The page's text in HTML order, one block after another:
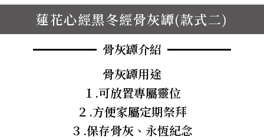
蓮花心經黑冬經骨灰罈(款式二)
骨灰罈介紹
骨灰罈用途
１.可放置專屬靈位
２.方便家屬定期祭拜
３.保存骨灰、永恆紀念